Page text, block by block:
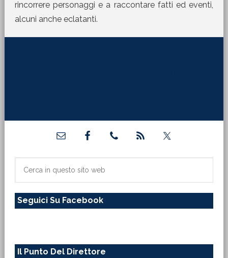
rincorrere personaggi e a raccontare fatti ed eventi,
alcuni anche eclatanti.
primaria
sito
Seguici Su Facebook
Il Punto Del Direttore